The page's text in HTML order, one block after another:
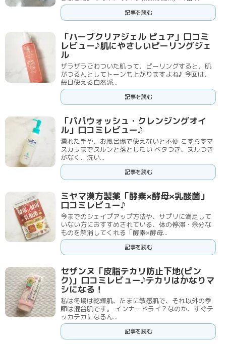
記事を読む
「ハーブクリアジェル ピュア」口コミ
レビュー♪肌にやさしいピーリングジェ
ル
ザラザラごわついた肌って、ピーリングすると、肌
がつるんとしてトーンも上がりますよね♪ 今回は、
毎日使える自然派...
記事を読む
「パパウォッシュ・クレンジングオイ
ル」口コミレビュー♪
濡れた手や、お風呂場で使えないと不便 こすらずマ
スカラまでスルンと落としたい ベタつき、ヌルつき
がなく、洗い...
記事を読む
ミヤマ漢方製薬「酵素×酵母×乳酸菌」
口コミレビュー♪
今までのシェイプアップ方法や、サプリに満足して
いない方におすすめされている、体の停滞・余分な
ものを解消してくれる「酵素×酵母...
記事を読む
セザンヌ「皮脂テカリ防止下地(ピン
ク)」口コミレビュー♪テカリはかなりマ
シになる！
私は冬場は乾燥肌、たまに敏感肌で、それ以外の季
節は混合肌です。 インナードライ？なのか、すぐテ
ッカテカになるん...
記事を読む